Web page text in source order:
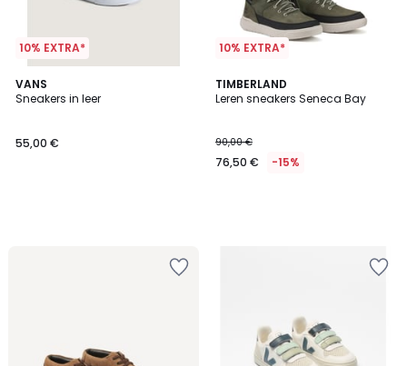
10% EXTRA*
VANS
Sneakers in leer
55,00 €
10% EXTRA*
TIMBERLAND
Leren sneakers Seneca Bay
90,00 €
76,50 € -15%